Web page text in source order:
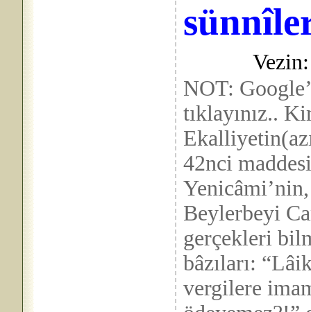
NOT:
tıklayınız..
42nci
Beylerbeyi
gerçekleri
bâzıları:
vergilere